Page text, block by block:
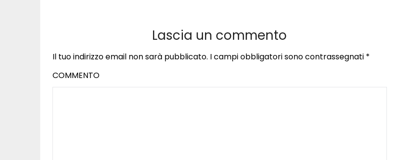
Lascia un commento
Il tuo indirizzo email non sarà pubblicato. I campi obbligatori sono contrassegnati *
COMMENTO